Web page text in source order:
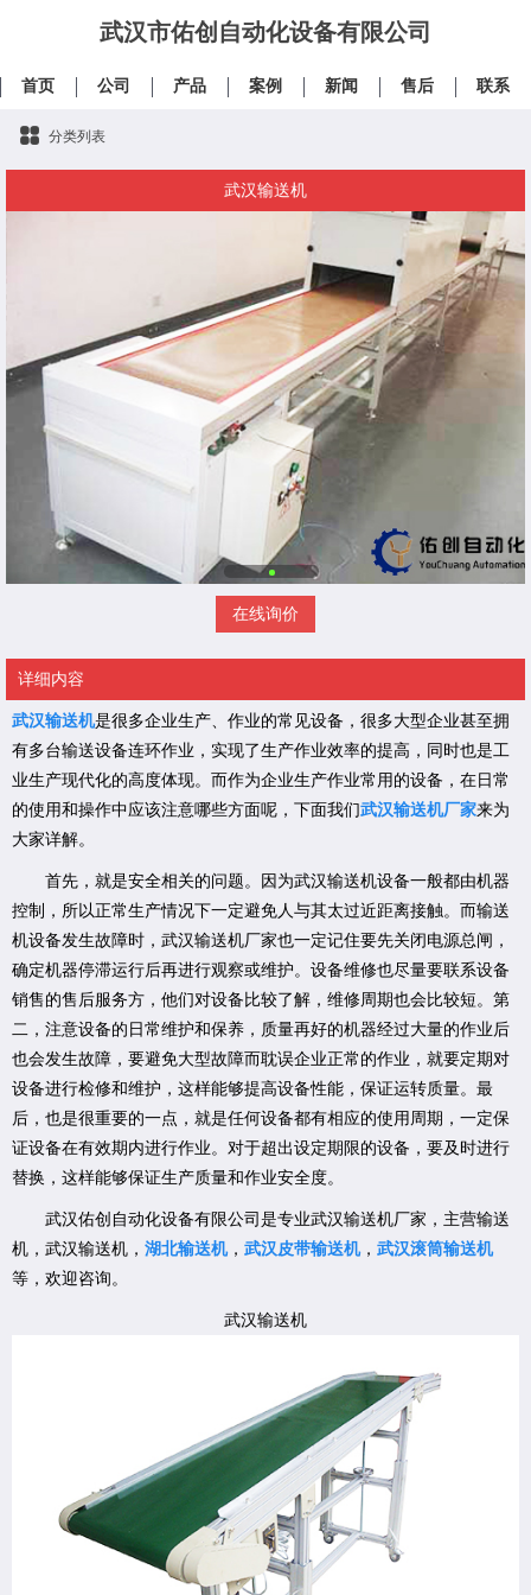
武汉市佑创自动化设备有限公司
首页 公司 产品 案例 新闻 售后 联系
分类列表
武汉输送机
在线询价
详细内容
武汉输送机是很多企业生产、作业的常见设备，很多大型企业甚至拥
有多台输送设备连环作业，实现了生产作业效率的提高，同时也是工
业生产现代化的高度体现。而作为企业生产作业常用的设备，在日常
的使用和操作中应该注意哪些方面呢，下面我们武汉输送机厂家来为
大家详解。
首先，就是安全相关的问题。因为武汉输送机设备一般都由机器
控制，所以正常生产情况下一定避免人与其太过近距离接触。而输送
机设备发生故障时，武汉输送机厂家也一定记住要先关闭电源总闸，
确定机器停滞运行后再进行观察或维护。设备维修也尽量要联系设备
销售的售后服务方，他们对设备比较了解，维修周期也会比较短。第
二，注意设备的日常维护和保养，质量再好的机器经过大量的作业后
也会发生故障，要避免大型故障而耽误企业正常的作业，就要定期对
设备进行检修和维护，这样能够提高设备性能，保证运转质量。最
后，也是很重要的一点，就是任何设备都有相应的使用周期，一定保
证设备在有效期内进行作业。对于超出设定期限的设备，要及时进行
替换，这样能够保证生产质量和作业安全度。
武汉佑创自动化设备有限公司是专业武汉输送机厂家，主营输送
机，武汉输送机， 湖北输送机， 武汉皮带输送机， 武汉滚筒输送机
等，欢迎咨询。
武汉输送机